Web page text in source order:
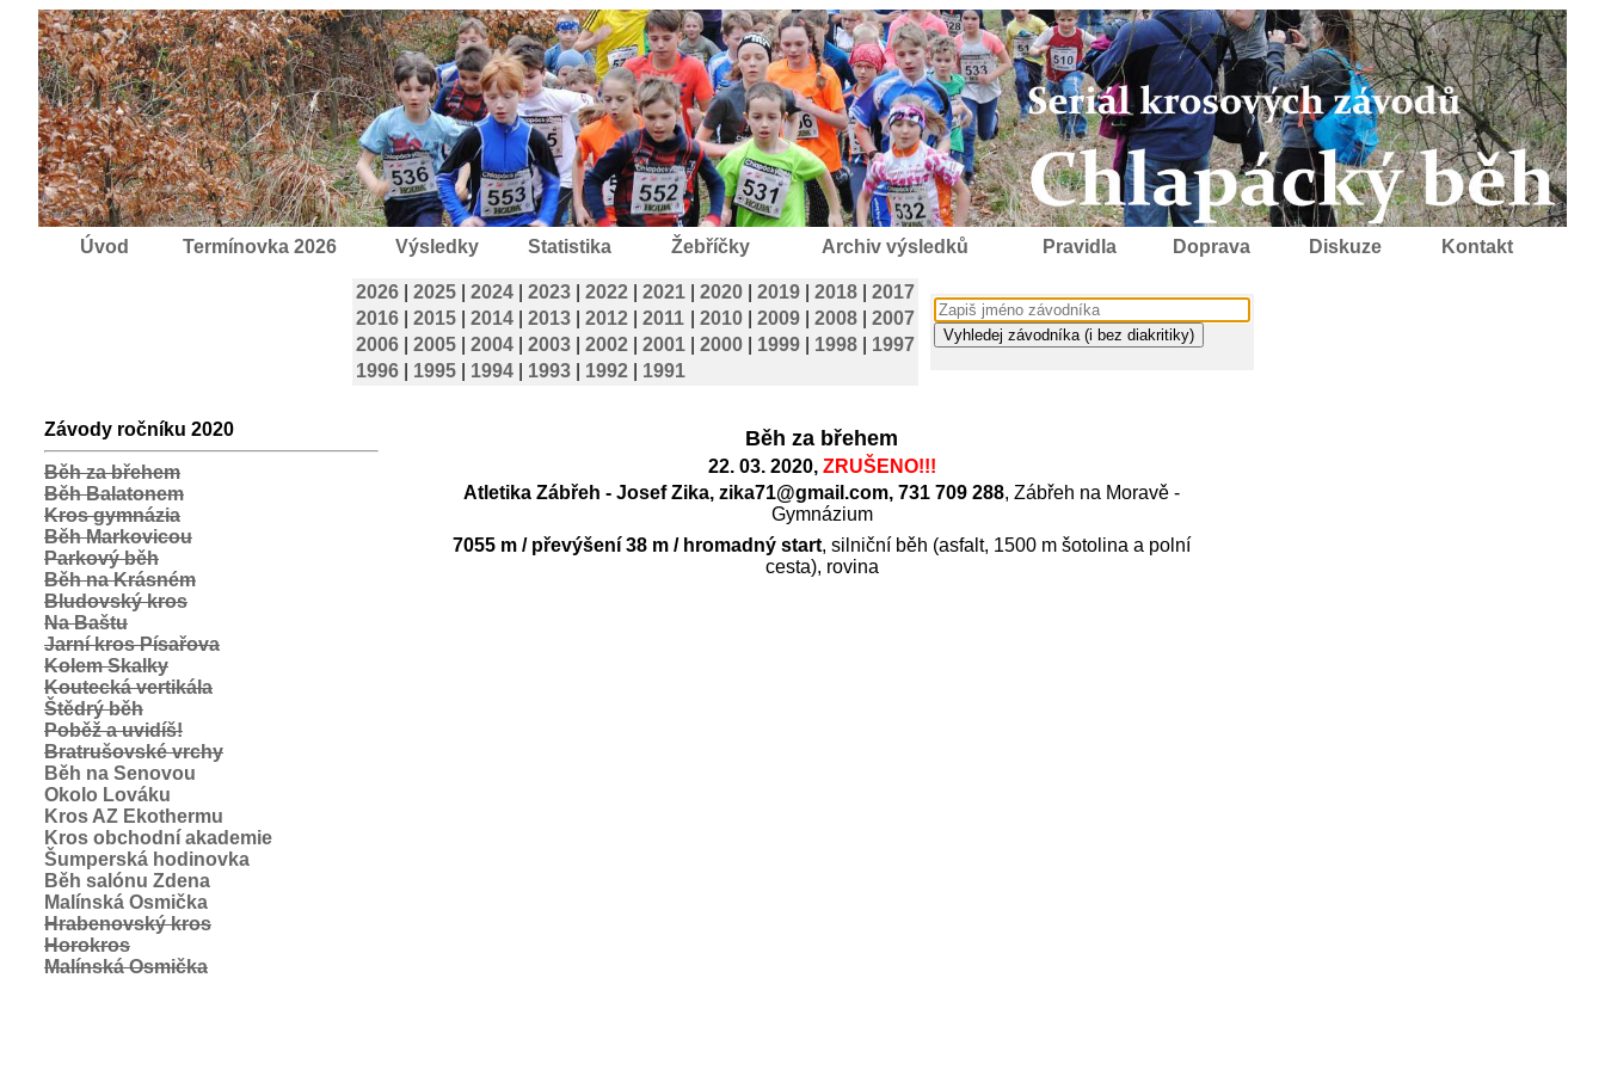
Úvod Termínovka 2026 Výsledky Statistika Žebříčky Archiv výsledků Pravidla Doprava Diskuze Kontakt
2026 2025 2024 2023 2022 2021 2020 2019 2018
2017
2016
2015 2014 2013 2012 2011 2010 2009 2008
2007
2006
2005 2004 2003 2002 2001 2000 1999 1998
1997
1996
1995 1994 1993 1992 1991
Závody ročníku 2020
Běh za břehem
Běh Balatonem
Kros gymnázia
Běh Markovicou
Parkový běh
Běh na Krásném
Bludovský kros
Na Baštu
Jarní kros Písařova
Kolem Skalky
Koutecká vertikála
Štědrý běh
Poběž a uvidíš!
Bratrušovské vrchy
Běh na Senovou
Okolo Lováku
Kros AZ Ekothermu
Kros obchodní akademie
Šumperská hodinovka
Běh salónu Zdena
Malínská Osmička
Hrabenovský kros
Horokros
Malínská Osmička
Běh za břehem
22. 03. 2020, ZRUŠENO!!!
Atletika Zábřeh - Josef Zika, zika71@gmail.com, 731 709 288, Zábřeh na Moravě -
Gymnázium
7055 m / převýšení 38 m / hromadný start, silniční běh (asfalt, 1500 m šotolina a polní
cesta), rovina